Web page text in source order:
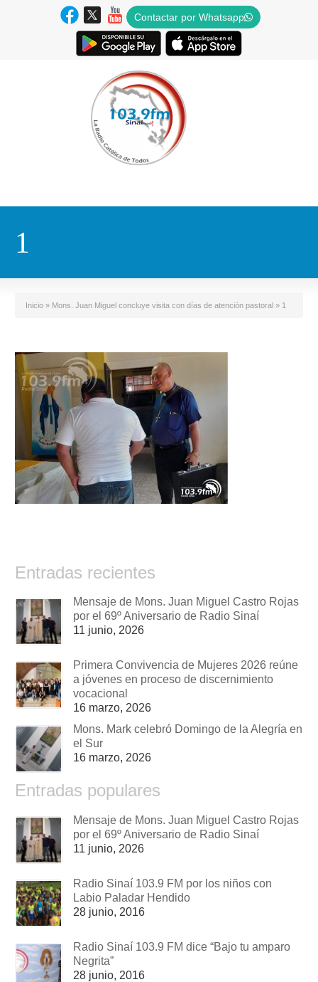
Contactar por Whatsapp
1
Inicio » Mons. Juan Miguel concluye visita con días de atención pastoral » 1
Entradas recientes
Mensaje de Mons. Juan Miguel Castro Rojas
por el 69º Aniversario de Radio Sinaí
11 junio, 2026
Primera Convivencia de Mujeres 2026 reúne
a jóvenes en proceso de discernimiento
vocacional
16 marzo, 2026
Mons. Mark celebró Domingo de la Alegría en
el Sur
16 marzo, 2026
Entradas populares
Mensaje de Mons. Juan Miguel Castro Rojas
por el 69º Aniversario de Radio Sinaí
11 junio, 2026
Radio Sinaí 103.9 FM por los niños con
Labio Paladar Hendido
28 junio, 2016
Radio Sinaí 103.9 FM dice “Bajo tu amparo
Negrita”
28 junio, 2016